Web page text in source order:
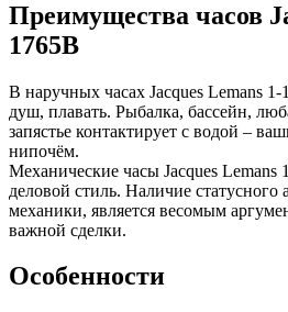
Преимущества часов
1765B
В наручных часах Jacques Lemans
душ, плавать. Рыбалка, бассейн,
запястье контактирует с водой –
нипочём.
Механические часы Jacques Lemans
деловой стиль. Наличие статусного
механики, является весомым
важной сделки.
Особенности